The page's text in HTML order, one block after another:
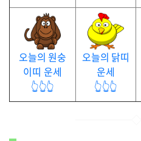
오늘의 원숭
이띠 운세
👆👆👆
오늘의 닭띠
운세
👆👆👆